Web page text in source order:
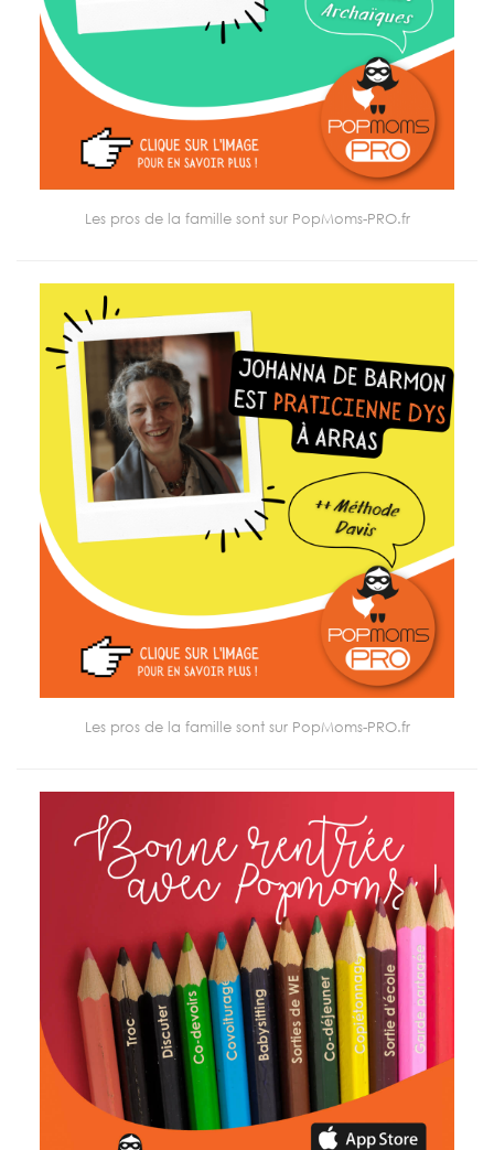
Les pros de la famille sont sur PopMoms-PRO.fr
Les pros de la famille sont sur PopMoms-PRO.fr